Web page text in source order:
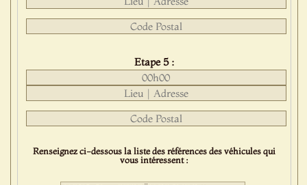
Etape 5 :
Renseignez ci-dessous la liste des références des véhicules qui
vous intéressent :